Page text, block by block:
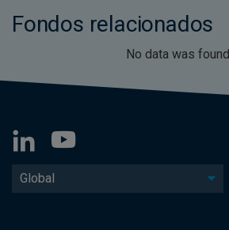
Fondos relacionados
No data was found
Global